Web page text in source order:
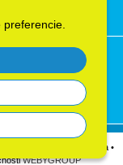
ELRON s.r.o. Bratislava •
WEBYGROUP